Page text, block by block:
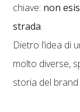
chiave: non
strada.
Dietro l’idea di
molto diverse,
storia del